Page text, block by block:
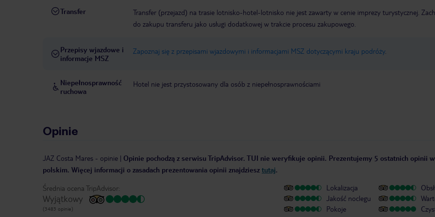
Transfer
Transfer (przejazd) na trasie lotnisko-hotel-lotnisko nie jest zawarty w cenie imprezy turystycznej.
do zakupu transferu jako usługi dodatkowej w trakcie procesu zakupowego.
Przepisy wjazdowe i
informacje MSZ
Zapoznaj się z przepisami wjazdowymi i informacjami MSZ dotyczącymi kraju podróży.
Niepełnosprawność
ruchowa
Hotel nie jest przystosowany dla osób z niepełnosprawnościami
Opinie
JAZ Costa Mares - opinie | Opinie pochodzą z serwisu TripAdvisor. TUI nie weryfikuje opinii. Prezentujemy 5 ostatnich opinii
polskim. Więcej informacji o zasadach prezentowania opinii znajdziesz tutaj.
Średnia ocena TripAdvisor:
Wyjątkowy
(3483 opinie)
Lokalizacja
Jakość noclegu
Pokoje